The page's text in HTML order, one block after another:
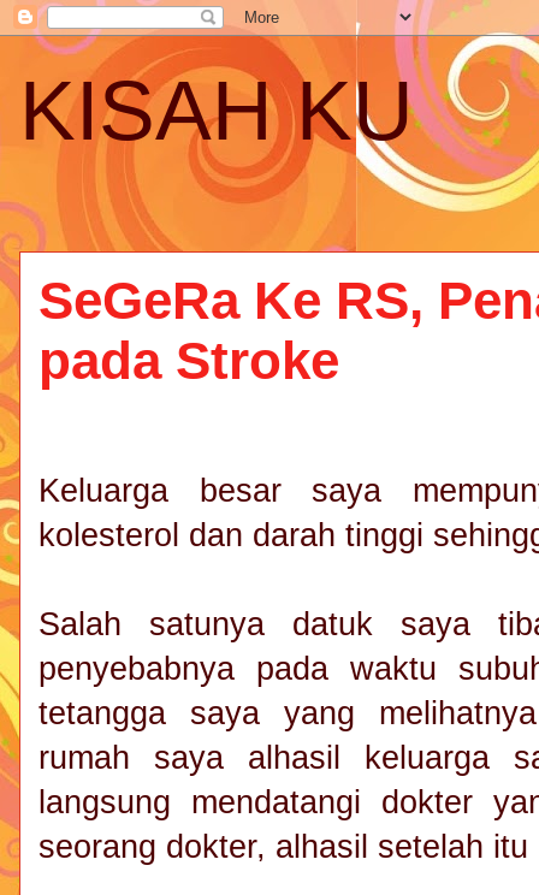
KISAH KU
SeGeRa Ke RS,
pada Stroke
Keluarga besar saya
kolesterol dan darah tinggi
Salah satunya datuk saya
penyebabnya pada waktu
tetangga saya yang
rumah saya alhasil keluarga
langsung mendatangi dokter
seorang dokter, alhasil setelah